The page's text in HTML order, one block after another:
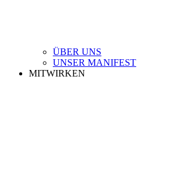
ÜBER UNS
UNSER MANIFEST
MITWIRKEN